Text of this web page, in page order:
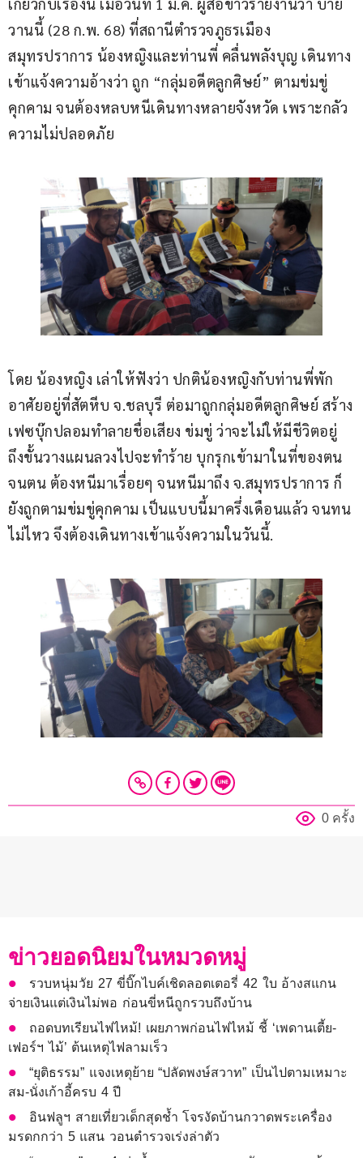
วานนี้ (28 ก.พ. 68) ที่สถานีตำรวจภูธรเมือง
สมุทรปราการ น้องหญิงและท่านพี่ คลื่นพลังบุญ เดินทาง
เข้าแจ้งความอ้างว่า ถูก “กลุ่มอดีตลูกศิษย์” ตามข่มขู่
คุกคาม จนต้องหลบหนีเดินทางหลายจังหวัด เพราะกลัว
ความไม่ปลอดภัย
โดย น้องหญิง เล่าให้ฟังว่า ปกติน้องหญิงกับท่านพี่พัก
อาศัยอยู่ที่สัตหีบ จ.ชลบุรี ต่อมาถูกกลุ่มอดีตลูกศิษย์ สร้าง
เฟซบุ๊กปลอมทำลายชื่อเสียง ข่มขู่ ว่าจะไม่ให้มีชีวิตอยู่
ถึงขั้นวางแผนลวงไปจะทำร้าย บุกรุกเข้ามาในที่ของตน
จนตน ต้องหนีมาเรื่อยๆ จนหนีมาถึง จ.สมุทรปราการ ก็
ยังถูกตามข่มขู่คุกคาม เป็นแบบนี้มาครึ่งเดือนแล้ว จนทน
ไม่ไหว จึงต้องเดินทางเข้าแจ้งความในวันนี้.
0 ครั้ง
ข่าวยอดนิยมในหมวดหมู่
รวบหนุ่มวัย 27 ขี่บิ๊กไบค์เชิดลอตเตอรี่ 42 ใบ อ้างสแกน
จ่ายเงินแต่เงินไม่พอ ก่อนขี่หนีถูกรวบถึงบ้าน
ถอดบทเรียนไฟไหม้! เผยภาพก่อนไฟไหม้ ชี้ ‘เพดานเตี้ย-
เฟอร์ฯ ไม้’ ต้นเหตุไฟลามเร็ว
“ยุติธรรม” แจงเหตุย้าย “ปลัดพงษ์สวาท” เป็นไปตามเหมาะ
สม-นั่งเก้าอี้ครบ 4 ปี
อินฟลูฯ สายเที่ยวเด็กสุดช้ำ โจรงัดบ้านกวาดพระเครื่อง
มรดกกว่า 5 แสน วอนตำรวจเร่งล่าตัว